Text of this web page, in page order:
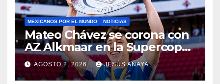
MEXICANOS POR EL MUNDO NOTICIAS
Mateo Chávez se corona con
AZ Alkmaar en la Supercopa
de Países Bajos
AGOSTO 2, 2026 JESÚS ANAYA